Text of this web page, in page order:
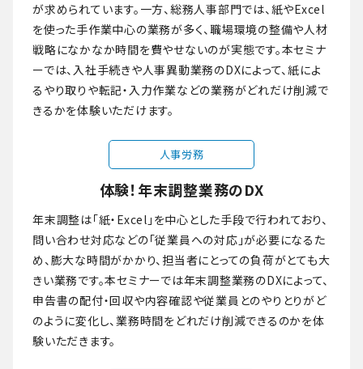
が求められています。一方、総務人事部門では、紙やExcel
を使った手作業中心の業務が多く、職場環境の整備や人材
戦略になかなか時間を費やせないのが実態です。本セミナ
ーでは、入社手続きや人事異動業務のDXによって、紙によ
るやり取りや転記・入力作業などの業務がどれだけ削減で
きるかを体験いただけます。
人事労務
体験！年末調整業務のDX
年末調整は「紙・Excel」を中心とした手段で行われており、
問い合わせ対応などの「従業員への対応」が必要になるた
め、膨大な時間がかかり、担当者にとっての負荷がとても大
きい業務です。本セミナーでは年末調整業務のDXによって、
申告書の配付・回収や内容確認や従業員とのやりとりがど
のように変化し、業務時間をどれだけ削減できるのかを体
験いただきます。